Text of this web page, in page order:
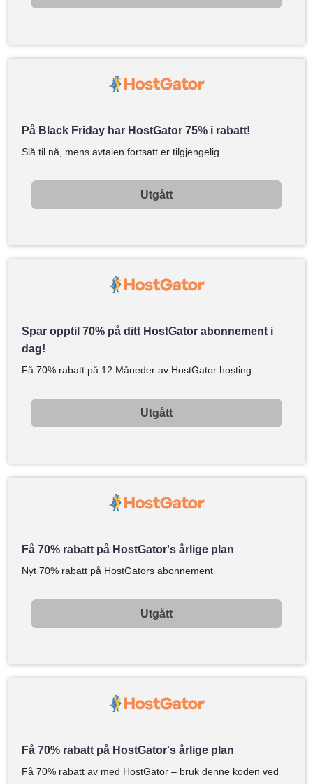
På Black Friday har HostGator 75% i rabatt!
Slå til nå, mens avtalen fortsatt er tilgjengelig.
Utgått
Spar opptil 70% på ditt HostGator abonnement i
dag!
Få 70% rabatt på 12 Måneder av HostGator hosting
Utgått
Få 70% rabatt på HostGator's årlige plan
Nyt 70% rabatt på HostGators abonnement
Utgått
Få 70% rabatt på HostGator's årlige plan
Få 70% rabatt av med HostGator – bruk denne koden ved